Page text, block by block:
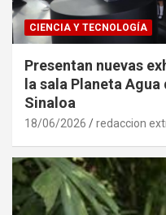
CIENCIA Y TECNOLOGÍA
Presentan nuevas
la sala Planeta
Sinaloa
18/06/2026 redaccion